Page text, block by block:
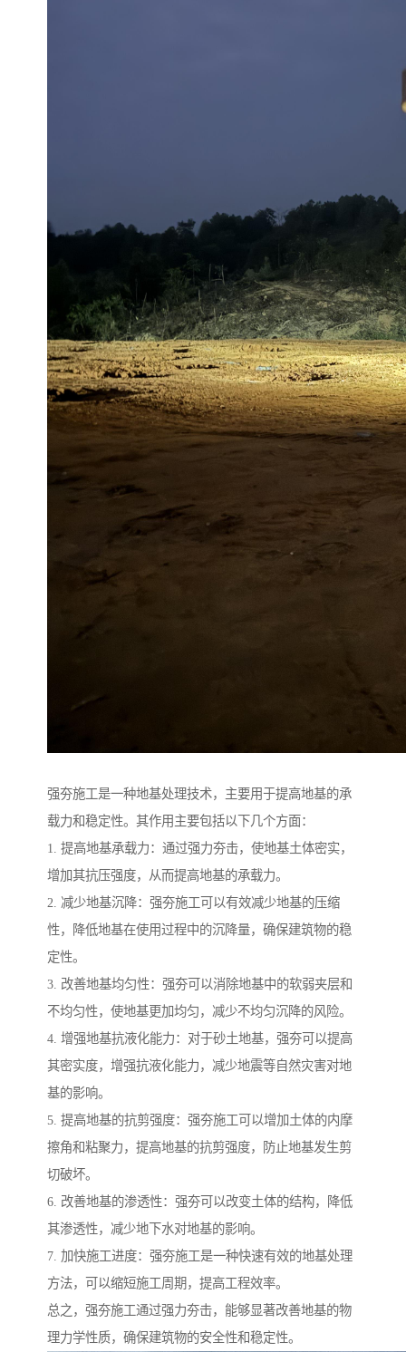
强夯施工是一种地基处理技术，主要用于提高地基的承
载力和稳定性。其作用主要包括以下几个方面：
1. 提高地基承载力：通过强力夯击，使地基土体密实，
增加其抗压强度，从而提高地基的承载力。
2. 减少地基沉降：强夯施工可以有效减少地基的压缩
性，降低地基在使用过程中的沉降量，确保建筑物的稳
定性。
3. 改善地基均匀性：强夯可以消除地基中的软弱夹层和
不均匀性，使地基更加均匀，减少不均匀沉降的风险。
4. 增强地基抗液化能力：对于砂土地基，强夯可以提高
其密实度，增强抗液化能力，减少地震等自然灾害对地
基的影响。
5. 提高地基的抗剪强度：强夯施工可以增加土体的内摩
擦角和粘聚力，提高地基的抗剪强度，防止地基发生剪
切破坏。
6. 改善地基的渗透性：强夯可以改变土体的结构，降低
其渗透性，减少地下水对地基的影响。
7. 加快施工进度：强夯施工是一种快速有效的地基处理
方法，可以缩短施工周期，提高工程效率。
总之，强夯施工通过强力夯击，能够显著改善地基的物
理力学性质，确保建筑物的安全性和稳定性。